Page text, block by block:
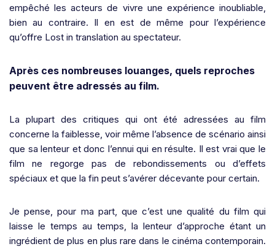
empêché les acteurs de vivre une expérience inoubliable,
bien au contraire. Il en est de même pour l’expérience
qu’offre Lost in translation au spectateur.
Après ces nombreuses louanges, quels reproches
peuvent être adressés au film.
La plupart des critiques qui ont été adressées au film
concerne la faiblesse, voir même l’absence de scénario ainsi
que sa lenteur et donc l’ennui qui en résulte. Il est vrai que le
film ne regorge pas de rebondissements ou d’effets
spéciaux et que la fin peut s’avérer décevante pour certain.
Je pense, pour ma part, que c’est une qualité du film qui
laisse le temps au temps, la lenteur d’approche étant un
ingrédient de plus en plus rare dans le cinéma contemporain.